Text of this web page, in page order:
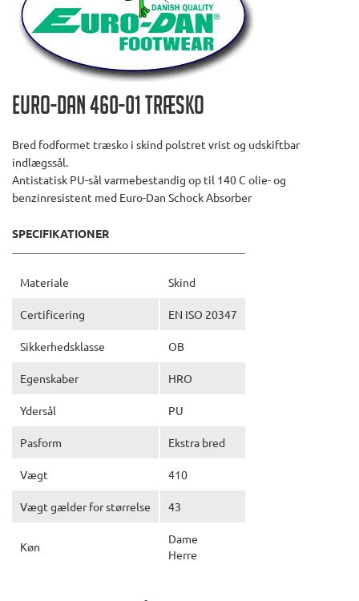
EURO-DAN 460-01 Træsko
Bred fodformet træsko i skind polstret vrist og udskiftbar
indlægssål.
Antistatisk PU-sål varmebestandig op til 140 C olie- og
benzinresistent med Euro-Dan Schock Absorber
SPECIFIKATIONER
Materiale Skind
Certificering EN ISO 20347
Sikkerhedsklasse OB
Egenskaber HRO
Ydersål PU
Pasform Ekstra bred
Vægt 410
Vægt gælder for størrelse 43
Køn
Dame
Herre